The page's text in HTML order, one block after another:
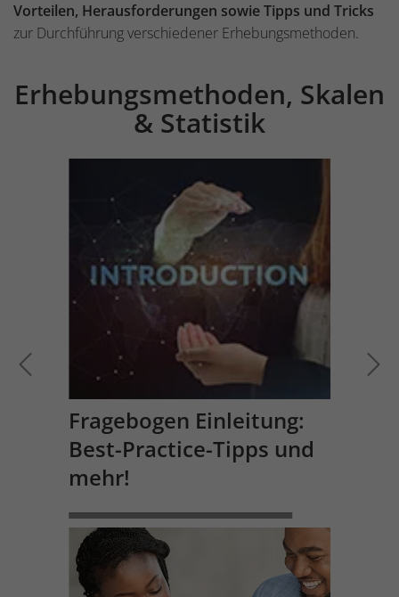
Vorteilen, Herausforderungen sowie Tipps und Tricks
zur Durchführung verschiedener Erhebungsmethoden.
Einleitung
Erhebungsmethoden, Skalen
& Statistik
Fragebogen Einleitung:
Best-Practice-Tipps und
mehr!
WEITERLESEN